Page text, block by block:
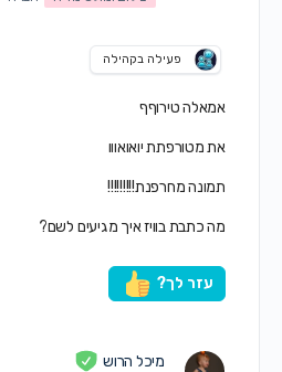
פעילה בקהילה
אמאלה טירוףף
את מטורפתת יואואווו
תמונה מחרפנת!!!!!!!!!
מה כתבת בוויז איך מגיעים לשם?
עזר לך?
מיכל הרוש